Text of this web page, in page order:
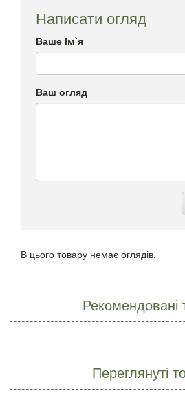
Написати огляд
Ваше Ім`я
Ваш огляд
В цього товару немає оглядів.
Рекомендовані
Переглянуті